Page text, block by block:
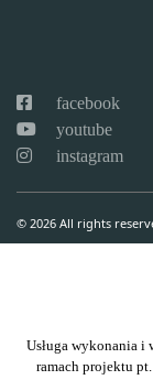
facebook
youtube
instagram
© 2026 All rights
Usługa wykonania i
ramach projektu